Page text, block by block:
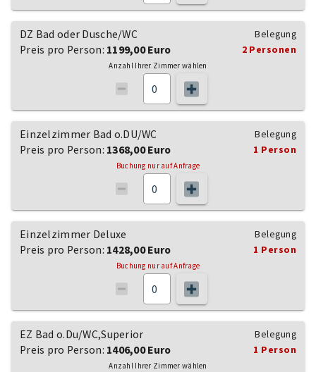
DZ Bad oder Dusche/WC
Preis pro Person: 1199,00 Euro
Belegung
2 Personen
Anzahl Ihrer Zimmer wählen
Einzelzimmer Bad o.DU/WC
Preis pro Person: 1368,00 Euro
Belegung
1 Person
Buchung nur auf Anfrage
Einzelzimmer Deluxe
Preis pro Person: 1428,00 Euro
Belegung
1 Person
Buchung nur auf Anfrage
EZ Bad o.Du/WC,Superior
Preis pro Person: 1406,00 Euro
Belegung
1 Person
Anzahl Ihrer Zimmer wählen